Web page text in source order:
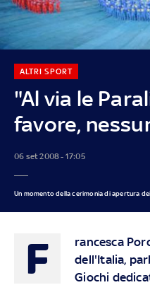
"Al via le
favore,
ALTRI SPORT
06 set 2008 - 17:05
Un momento della cerimonia di apertura
F
rancesca
dell'Italia,
Giochi